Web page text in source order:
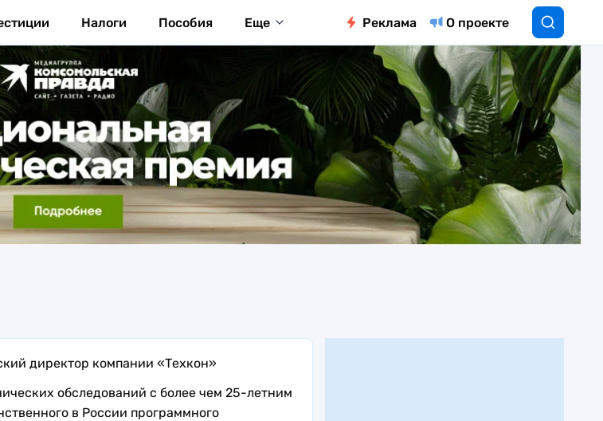
Налоги Пособия Еще Реклама О проекте
директор компании «Техкон»
обследований с более чем 25-летним
в России программного